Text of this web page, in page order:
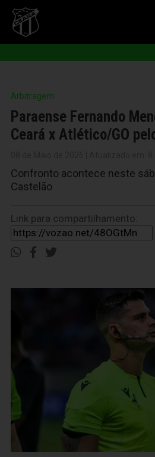
Arbitragem
Paraense Fernando
Ceará x Atlético/GO
Confronto acontece neste
Castelão
Link para compartilhamento: